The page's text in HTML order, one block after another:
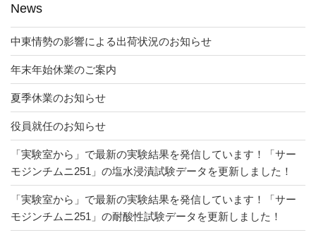
News
中東情勢の影響による出荷状況のお知らせ
年末年始休業のご案内
夏季休業のお知らせ
役員就任のお知らせ
「実験室から」で最新の実験結果を発信しています！「サー
モジンチムニ251」の塩水浸漬試験データを更新しました！
「実験室から」で最新の実験結果を発信しています！「サー
モジンチムニ251」の耐酸性試験データを更新しました！